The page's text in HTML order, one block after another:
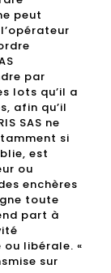
peut
par
lots qu’il a
afin qu’il
SAS ne
si
est
ou
enchères
toute
part à
libérale. «
sur